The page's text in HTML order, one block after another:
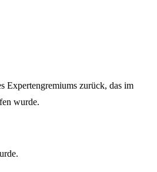
Expertengremiums zurück, das im
wurde.